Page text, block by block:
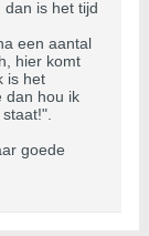
is het tijd
een aantal
hier komt
is het
dan hou ik
goede